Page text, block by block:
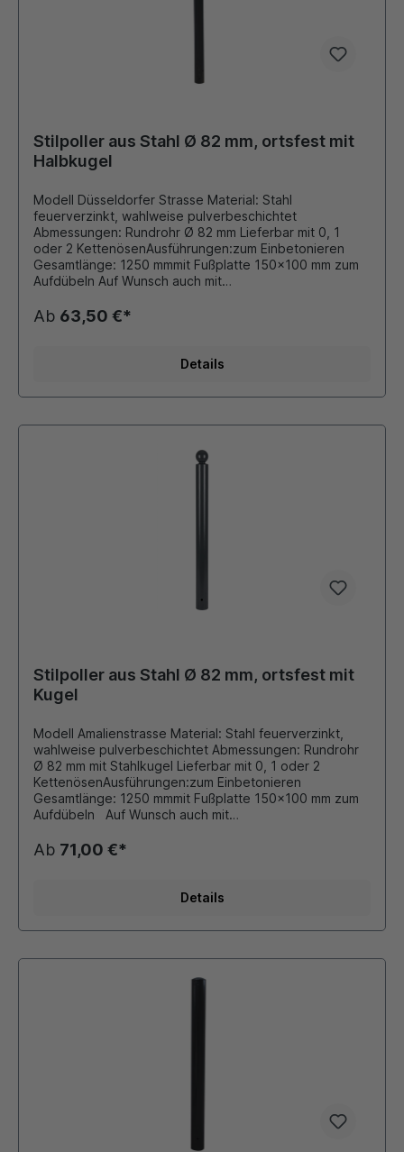
Stilpoller aus Stahl Ø 82 mm, ortsfest mit
Halbkugel
Modell Düsseldorfer Strasse Material: Stahl
feuerverzinkt, wahlweise pulverbeschichtet
Abmessungen: Rundrohr Ø 82 mm Lieferbar mit 0, 1
oder 2 KettenösenAusführungen:zum Einbetonieren
Gesamtlänge: 1250 mmmit Fußplatte 150x100 mm zum
Aufdübeln Auf Wunsch auch mit
Pulverbeschichtungsanlage ist auch eine Beschichtung
in unseren Standard - RAL Farben oder DB - Farben
Absperrketten werden stückzahlabhängig verschweißt
bietet sich ideal als preiswerte Lösung für
Grünflächen an.
Ab 63,50 €*
Details
Stilpoller aus Stahl Ø 82 mm, ortsfest mit
Kugel
Modell Amalienstrasse Material: Stahl feuerverzinkt,
wahlweise pulverbeschichtet Abmessungen: Rundrohr
Ø 82 mm mit Stahlkugel Lieferbar mit 0, 1 oder 2
KettenösenAusführungen:zum Einbetonieren
Gesamtlänge: 1250 mmmit Fußplatte 150x100 mm zum
Aufdübeln Auf Wunsch auch mit
Pulverbeschichtungsanlage ist auch eine Beschichtung
in unseren Standard - RAL Farben oder DB - Farben
Absperrketten werden stückzahlabhängig verschweißt
bietet sich ideal als preiswerte Lösung für
Grünflächen an.
Ab 71,00 €*
Details